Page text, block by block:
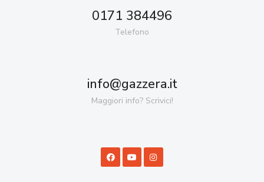
0171 384496
Telefono
info@gazzera.it
Maggiori info? Scrivici!